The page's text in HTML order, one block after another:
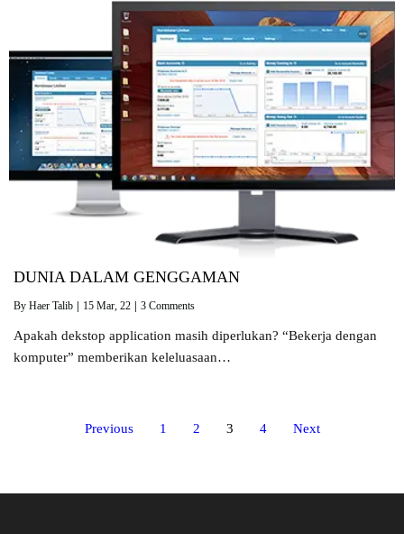
DUNIA DALAM GENGGAMAN
By Haer Talib 15 Mar, 22 3 Comments
Apakah dekstop application masih diperlukan? “Bekerja dengan
komputer” memberikan keleluasaan…
Previous 1 2 3 4 Next